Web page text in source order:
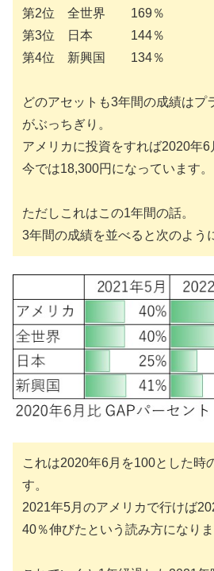
第2位 全世界 169％
第3位 日本 144％
第4位 新興国 134％
どのアセットも3年間の成績はプ
がぶっちぎり。
アメリカに投資をすれば2020年
今では18,300円になっています。
ただしこれはこの1年間の話。
3年間の成績を並べると次のよう
これは2020年6月を100とした時
す。
2021年5月のアメリカで行けば
40％伸びたという読み方になりま